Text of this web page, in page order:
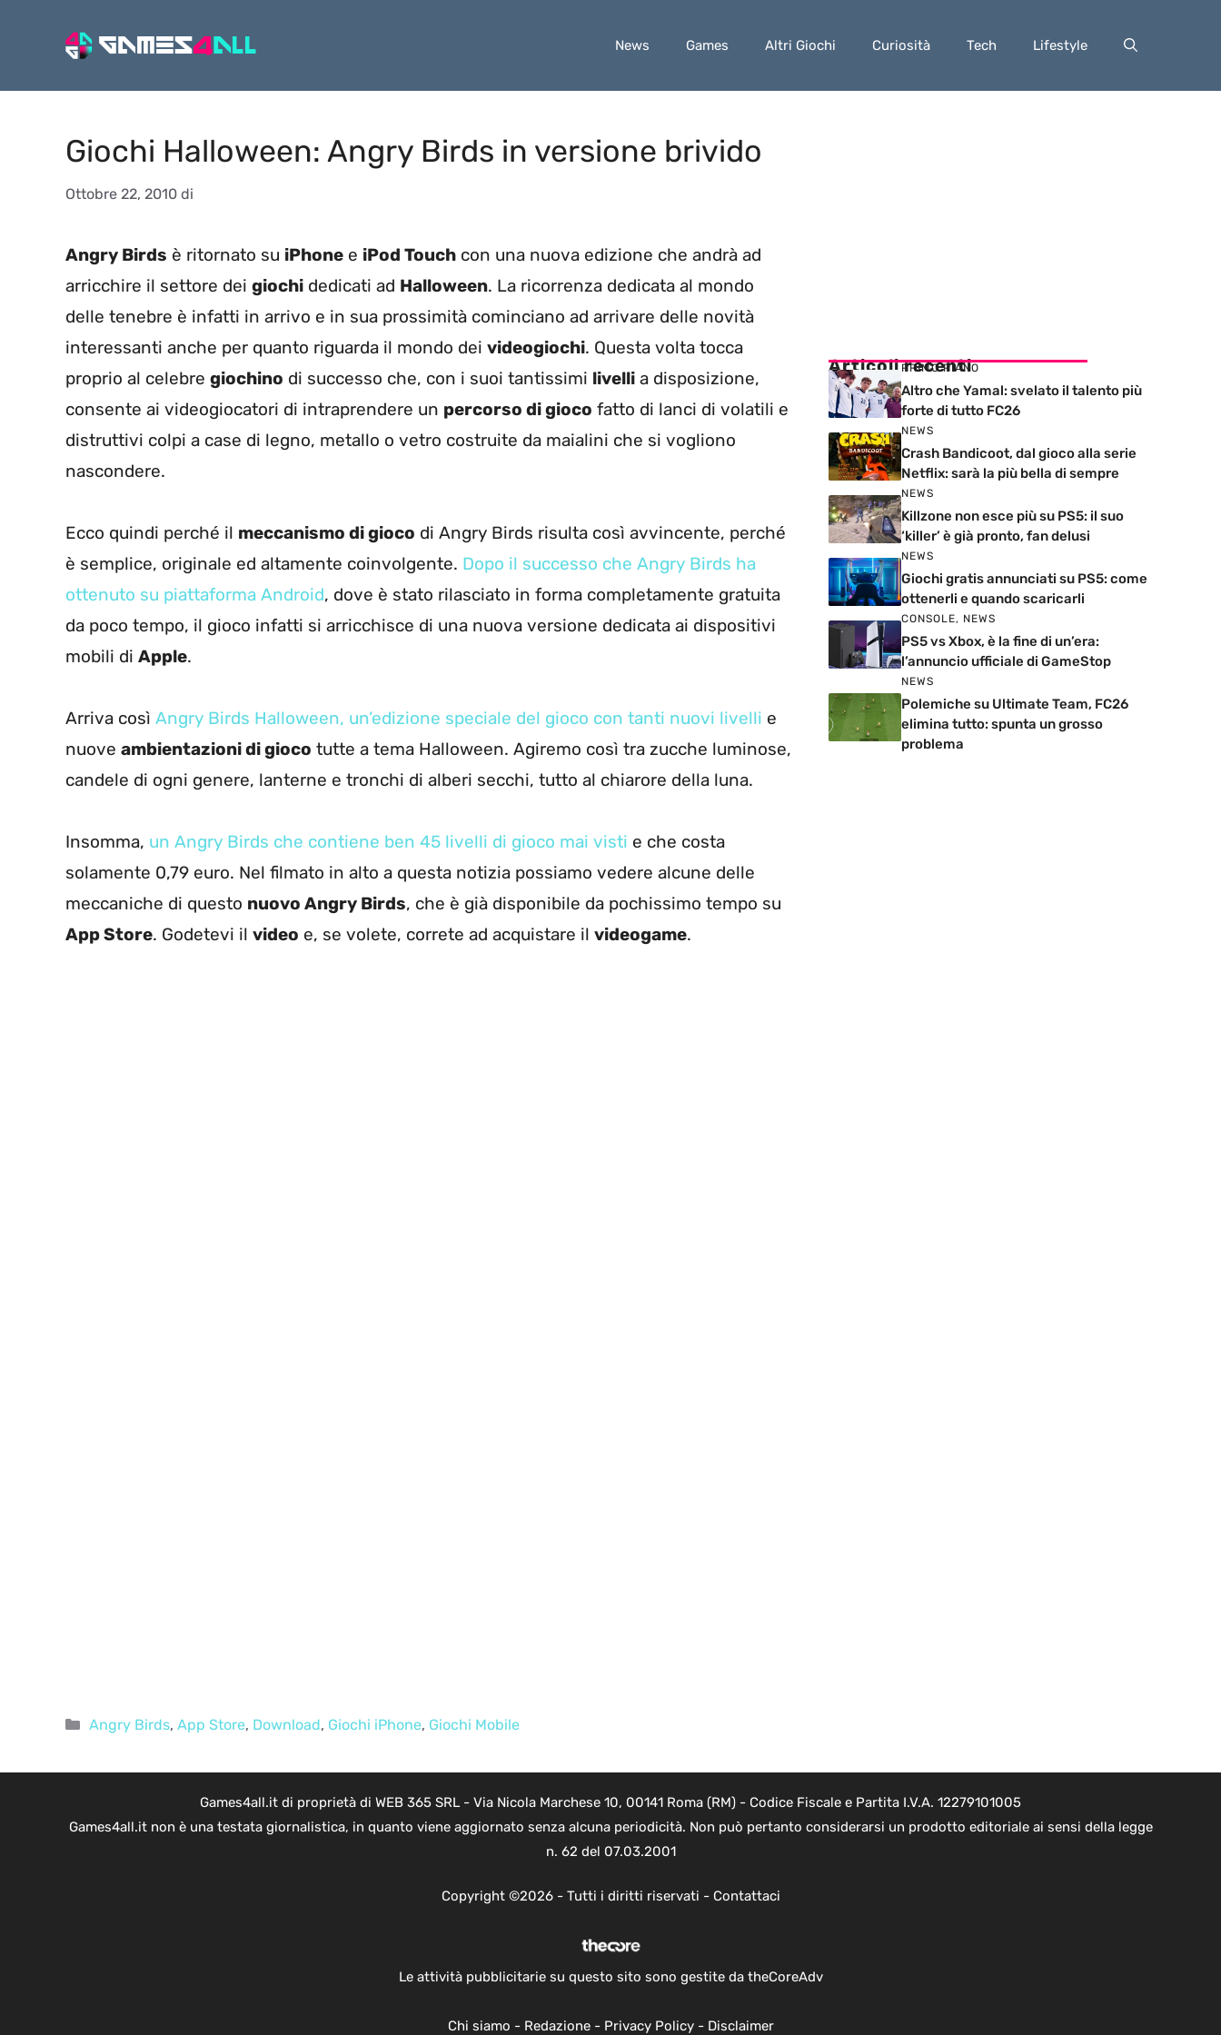
News Games Altri Giochi Curiosità Tech Lifestyle
Giochi Halloween: Angry Birds in versione brivido
Ottobre 22, 2010 di
Angry Birds è ritornato su iPhone e iPod Touch con una nuova edizione che andrà ad
arricchire il settore dei giochi dedicati ad Halloween. La ricorrenza dedicata al mondo
delle tenebre è infatti in arrivo e in sua prossimità cominciano ad arrivare delle novità
interessanti anche per quanto riguarda il mondo dei videogiochi. Questa volta tocca
proprio al celebre giochino di successo che, con i suoi tantissimi livelli a disposizione,
consente ai videogiocatori di intraprendere un percorso di gioco fatto di lanci di volatili e
distruttivi colpi a case di legno, metallo o vetro costruite da maialini che si vogliono
nascondere.
Ecco quindi perché il meccanismo di gioco di Angry Birds risulta così avvincente, perché
è semplice, originale ed altamente coinvolgente. Dopo il successo che Angry Birds ha
ottenuto su piattaforma Android, dove è stato rilasciato in forma completamente gratuita
da poco tempo, il gioco infatti si arricchisce di una nuova versione dedicata ai dispositivi
mobili di Apple.
Arriva così Angry Birds Halloween, un’edizione speciale del gioco con tanti nuovi livelli e
nuove ambientazioni di gioco tutte a tema Halloween. Agiremo così tra zucche luminose,
candele di ogni genere, lanterne e tronchi di alberi secchi, tutto al chiarore della luna.
Insomma, un Angry Birds che contiene ben 45 livelli di gioco mai visti e che costa
solamente 0,79 euro. Nel filmato in alto a questa notizia possiamo vedere alcune delle
meccaniche di questo nuovo Angry Birds, che è già disponibile da pochissimo tempo su
App Store. Godetevi il video e, se volete, correte ad acquistare il videogame.
Categorie
Angry Birds, App Store, Download, Giochi iPhone, Giochi Mobile
Articoli recenti
PRIMO PIANO
Altro che Yamal: svelato il talento più
forte di tutto FC26
NEWS
Crash Bandicoot, dal gioco alla serie
Netflix: sarà la più bella di sempre
NEWS
Killzone non esce più su PS5: il suo
‘killer’ è già pronto, fan delusi
NEWS
Giochi gratis annunciati su PS5: come
ottenerli e quando scaricarli
CONSOLE, NEWS
PS5 vs Xbox, è la fine di un’era:
l’annuncio ufficiale di GameStop
NEWS
Polemiche su Ultimate Team, FC26
elimina tutto: spunta un grosso
problema
Games4all.it di proprietà di WEB 365 SRL - Via Nicola Marchese 10, 00141 Roma (RM) - Codice Fiscale e Partita I.V.A. 12279101005
Games4all.it non è una testata giornalistica, in quanto viene aggiornato senza alcuna periodicità. Non può pertanto considerarsi un prodotto editoriale ai sensi della legge
n. 62 del 07.03.2001
Copyright ©2026 - Tutti i diritti riservati - Contattaci
Le attività pubblicitarie su questo sito sono gestite da theCoreAdv
Chi siamo - Redazione- Privacy Policy- Disclaimer